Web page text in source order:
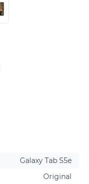
Galaxy Tab S5e
Original